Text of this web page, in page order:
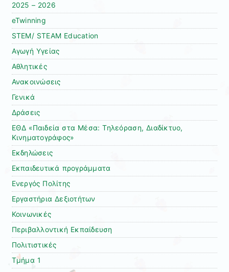
2025 – 2026
eTwinning
STEM/ STEAM Education
Αγωγή Υγείας
Αθλητικές
Ανακοινώσεις
Γενικά
Δράσεις
ΕΘΔ «Παιδεία στα Μέσα: Τηλεόραση, Διαδίκτυο,
Κινηματογράφος»
Εκδηλώσεις
Εκπαιδευτικά προγράμματα
Ενεργός Πολίτης
Εργαστήρια Δεξιοτήτων
Κοινωνικές
Περιβαλλοντική Εκπαίδευση
Πολιτιστικές
Τμήμα 1